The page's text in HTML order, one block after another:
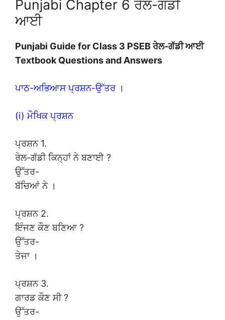
Punjabi Chapter 6 ਰੇਲ-ਗੱਡੀ
ਆਈ
Punjabi Guide for Class 3 PSEB ਰੇਲ-ਗੱਡੀ ਆਈ
Textbook Questions and Answers
ਪਾਠ-ਅਭਿਆਸ ਪ੍ਰਸ਼ਨ-ਉੱਤਰ ।
(i) ਮੌਖਿਕ ਪ੍ਰਸ਼ਨ
ਪ੍ਰਸ਼ਨ 1.
ਰੇਲ-ਗੱਡੀ ਕਿਨ੍ਹਾਂ ਨੇ ਬਣਾਈ ?
ਉੱਤਰ-
ਬੱਚਿਆਂ ਨੇ ।
ਪ੍ਰਸ਼ਨ 2.
ਇੰਜਣ ਕੌਣ ਬਣਿਆ ?
ਉੱਤਰ-
ਤੇਜਾ ।
ਪ੍ਰਸ਼ਨ 3.
ਗਾਰਡ ਕੌਣ ਸੀ ?
ਉੱਤਰ-